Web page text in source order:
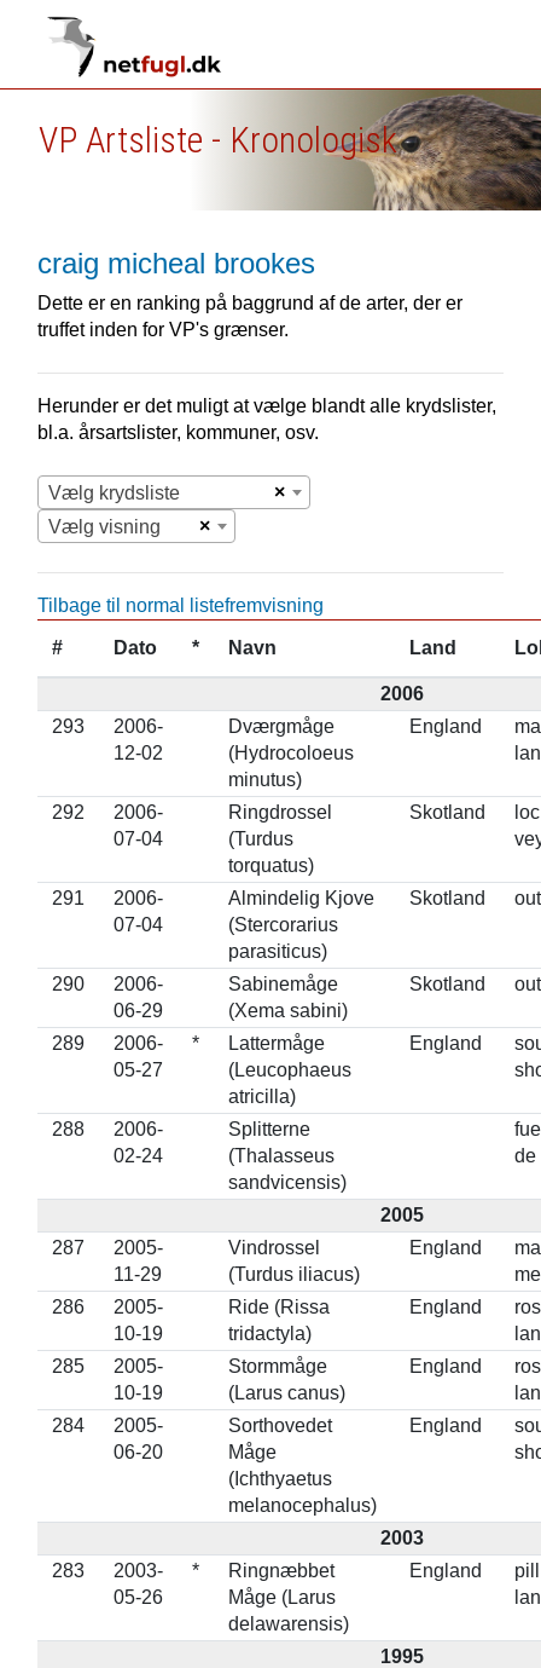
VP Artsliste - Kronologisk
craig micheal brookes
Dette er en ranking på baggrund af de arter, der er
truffet inden for VP's grænser.
Herunder er det muligt at vælge blandt alle krydslister,
bl.a. årsartslister, kommuner, osv.
×
Vælg krydsliste
×
Vælg visning
Tilbage til normal listefremvisning
# Dato * Navn Land
2006
293
2006-
12-02
Dværgmåge
(Hydrocoloeus
minutus)
England
292
2006-
07-04
Ringdrossel
(Turdus
torquatus)
Skotland
291
2006-
07-04
Almindelig Kjove
(Stercorarius
parasiticus)
Skotland
290
2006-
06-29
Sabinemåge
(Xema sabini)
Skotland
289
2006-
05-27
*
Lattermåge
(Leucophaeus
atricilla)
England
288
2006-
02-24
Splitterne
(Thalasseus
sandvicensis)
de
2005
287
2005-
11-29
Vindrossel
(Turdus iliacus)
England
286
2005-
10-19
Ride (Rissa
tridactyla)
England
285
2005-
10-19
Stormmåge
(Larus canus)
England
284
2005-
06-20
Sorthovedet
Måge
(Ichthyaetus
melanocephalus)
England
2003
283
2003-
05-26
*
Ringnæbbet
Måge (Larus
delawarensis)
England
1995